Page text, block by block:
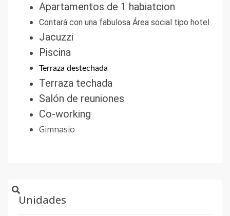
Apartamentos de 1 habiatcion
Contará con una fabulosa Área social tipo hotel
Jacuzzi
Piscina
Terraza destechada
Terraza techada
Salón de reuniones
Co-working
Gimnasio
Unidades